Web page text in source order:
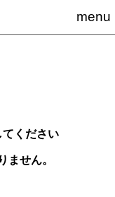
menu
ください
ません。